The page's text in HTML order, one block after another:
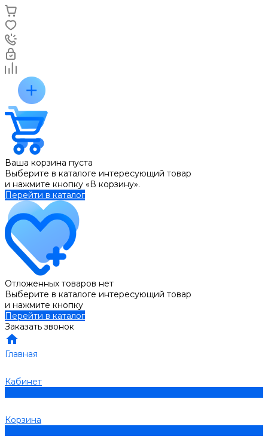
Ваша корзина пуста
Выберите в каталоге интересующий товар
и нажмите кнопку «В корзину».
Перейти в каталог
Отложенных товаров нет
Выберите в каталоге интересующий товар
и нажмите кнопку
Перейти в каталог
Заказать звонок
Главная
Кабинет
Корзина